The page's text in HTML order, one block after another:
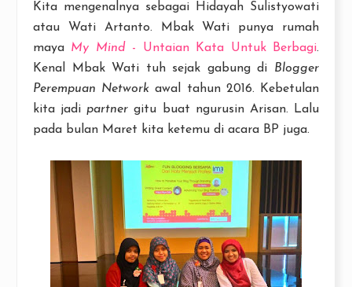
Kita mengenalnya sebagai Hidayah Sulistyowati
atau Wati Artanto. Mbak Wati punya rumah
maya My Mind - Untaian Kata Untuk Berbagi.
Kenal Mbak Wati tuh sejak gabung di Blogger
Perempuan Network awal tahun 2016. Kebetulan
kita jadi partner gitu buat ngurusin Arisan. Lalu
pada bulan Maret kita ketemu di acara BP juga.